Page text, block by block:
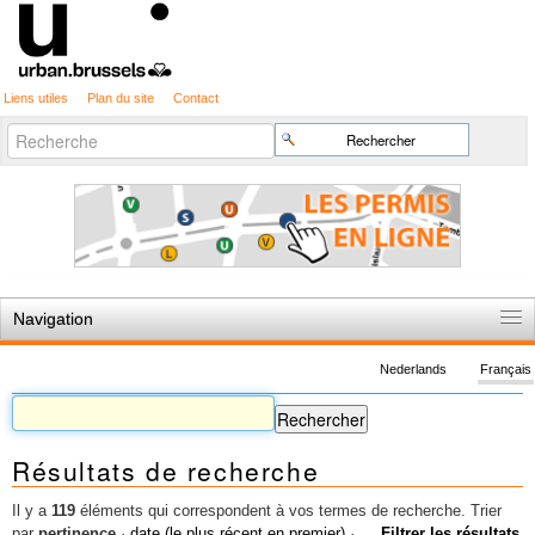
Liens utiles Plan du site Contact
Chercher par
Recherche
avancée…
Navigation
Règles du jeu
Permis d'urbanisme
Cartographie
Etudes et publications
Français
Nederlands
Résultats de recherche
Il y a 119 éléments qui correspondent à vos termes de recherche. Trier